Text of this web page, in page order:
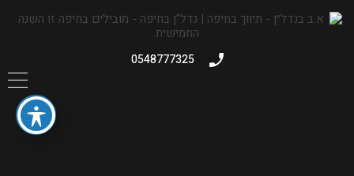
0548777325